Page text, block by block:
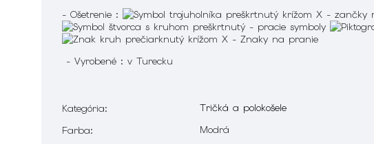
- Ošetrenie :
- Vyrobené : v Turecku
Kategória:
Tričká a polokošele
Farba: Modrá